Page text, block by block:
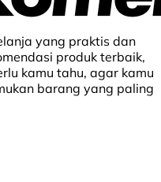
yang praktis dan
produk terbaik,
kamu tahu, agar kamu
barang yang paling